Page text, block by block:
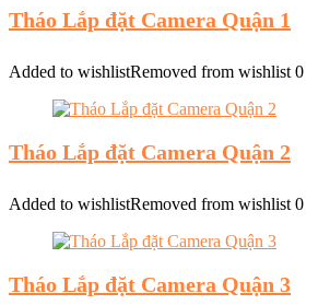
Tháo Lắp đặt Camera Quận 1
Added to wishlistRemoved from wishlist 0
Tháo Lắp đặt Camera Quận 2
Added to wishlistRemoved from wishlist 0
Tháo Lắp đặt Camera Quận 3